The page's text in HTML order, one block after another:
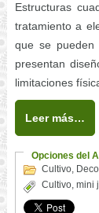
Estructuras
tratamiento a
que se pueden
presentan
limitaciones
Leer más…
Opciones del
Cultivo,
Cultivo, mini